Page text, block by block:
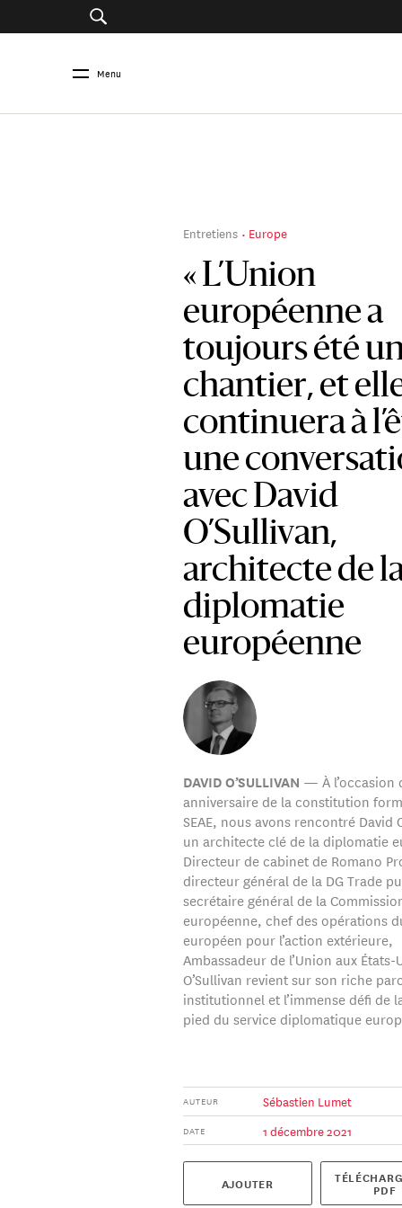
Menu
« L’Union
européenne a
toujours été
chantier, et
continuera à
une
avec David
O’Sullivan,
architecte de
diplomatie
européenne
Entretiens Europe
DAVID O’SULLIVAN — À l’occasion
anniversaire de la constitution
SEAE, nous avons rencontré David
un architecte clé de la diplomatie
Directeur de cabinet de Romano
directeur général de la DG Trade
secrétaire général de la
européenne, chef des opérations
européen pour l’action extérieure,
Ambassadeur de l’Union aux États-
O’Sullivan revient sur son riche
institutionnel et l’immense défi de
pied du service diplomatique
AUTEUR Sébastien Lumet
DATE 1 décembre 2021
AJOUTER PDF